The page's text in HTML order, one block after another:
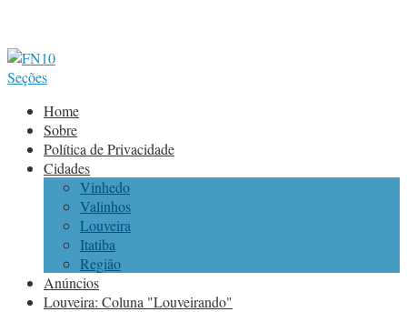
Seções
Home
Sobre
Política de Privacidade
Cidades
Vinhedo
Valinhos
Louveira
Itatiba
Região
Anúncios
Louveira: Coluna "Louveirando"